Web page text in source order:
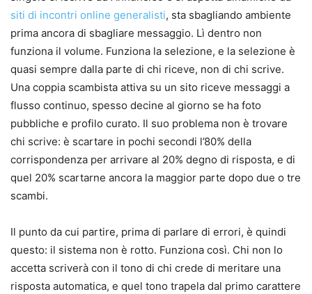
siti di incontri online generalisti, sta sbagliando ambiente
prima ancora di sbagliare messaggio. Lì dentro non
funziona il volume. Funziona la selezione, e la selezione è
quasi sempre dalla parte di chi riceve, non di chi scrive.
Una coppia scambista attiva su un sito riceve messaggi a
flusso continuo, spesso decine al giorno se ha foto
pubbliche e profilo curato. Il suo problema non è trovare
chi scrive: è scartare in pochi secondi l’80% della
corrispondenza per arrivare al 20% degno di risposta, e di
quel 20% scartarne ancora la maggior parte dopo due o tre
scambi.
Il punto da cui partire, prima di parlare di errori, è quindi
questo: il sistema non è rotto. Funziona così. Chi non lo
accetta scriverà con il tono di chi crede di meritare una
risposta automatica, e quel tono trapela dal primo carattere